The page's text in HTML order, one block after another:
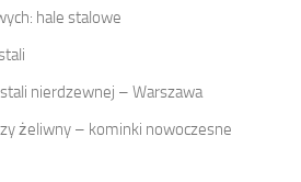
hale stalowe
nierdzewnej – Warszawa
żeliwny – kominki nowoczesne